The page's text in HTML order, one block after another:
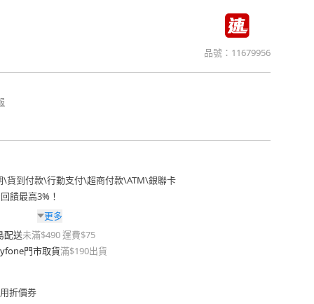
品號： 11679956
\貨到付款\行動支付\超商付款\ATM\銀聯卡
饋最高3%！
更多
配送未滿$490 運費$75
門市取貨滿$190出貨
折價券